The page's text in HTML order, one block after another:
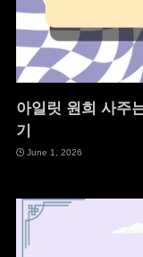
아일릿 원희 사주
기
June 1, 2026